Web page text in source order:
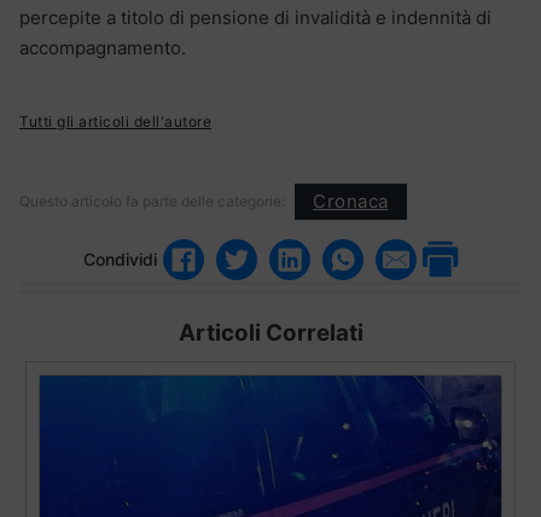
percepite a titolo di pensione di invalidità e indennità di
accompagnamento.
Tutti gli articoli dell'autore
Questo articolo fa parte delle categorie: Cronaca
Condividi
Articoli Correlati